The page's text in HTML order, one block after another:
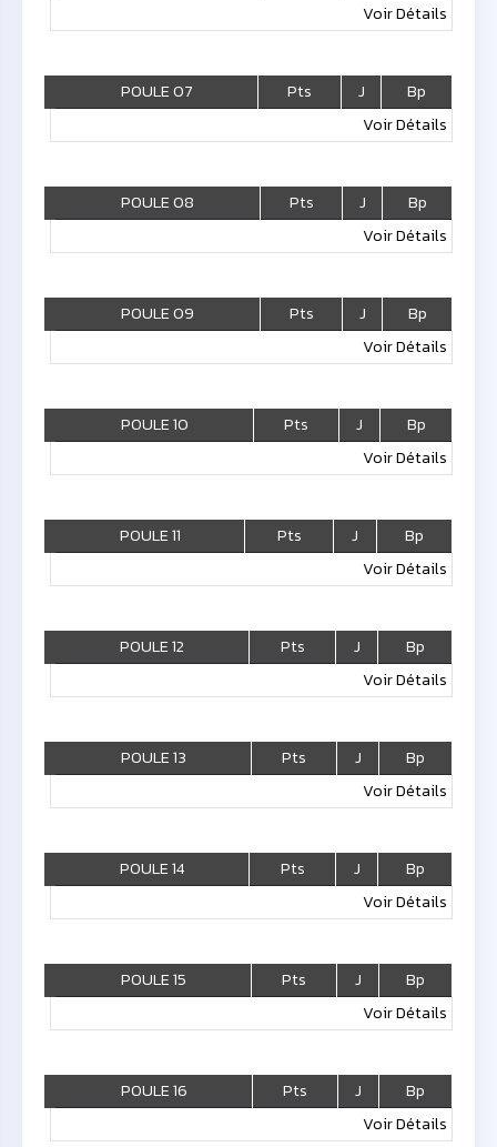
Voir Détails
POULE 07 Pts J
Bp
Voir Détails
POULE 08 Pts J
Bp
Voir Détails
POULE 09 Pts J
Bp
Voir Détails
POULE 10 Pts J
Bp
Voir Détails
POULE 11 Pts J
Bp
Voir Détails
POULE 12 Pts J
Bp
Voir Détails
POULE 13 Pts J
Bp
Voir Détails
POULE 14 Pts J
Bp
Voir Détails
POULE 15 Pts J
Bp
Voir Détails
POULE 16 Pts J
Bp
Voir Détails